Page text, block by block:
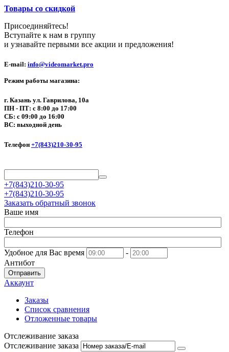
Товары со скидкой
Присоединяйтесь!
Вступайте к нам в группу
и узнавайте первыми все акции и предложения!
E-mail: info@videomarket.pro
Режим работы магазина:
г. Казань ул. Гаврилова, 10а
ПН - ПТ: с 8:00 до 17:00
СБ: с 09:00 до 16:00
ВС: выходной день
Телефон +7(843)210-30-95
+7(843)210-30-95
+7(843)210-30-95
Заказать обратный звонок
Ваше имя
Телефон
Удобное для Вас время
-
Антибот
Отправить
Аккаунт
Заказы
Список сравнения
Отложенные товары
Отслеживание заказа
Отслеживание заказа